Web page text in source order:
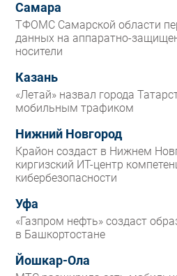
Самара
ТФОМС Самарской области
данных на аппаратно-
носители
Казань
«Летай» назвал города
мобильным трафиком
Нижний Новгород
Крайон создаст в Нижнем
киргизский ИТ-центр
кибербезопасности
Уфа
«Газпром нефть» создаст
в Башкортостане
Йошкар-Ола